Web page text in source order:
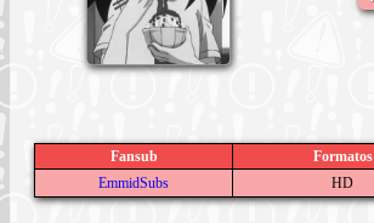
Fansub Formatos
EmmidSubs
HD